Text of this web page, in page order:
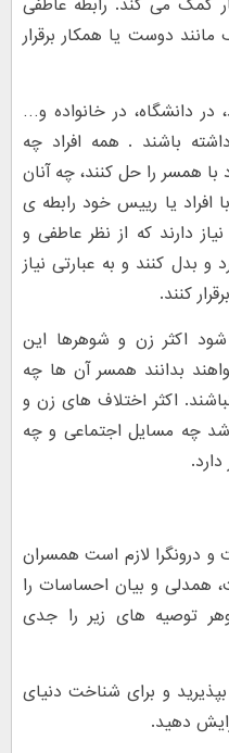
دوست یا همکار برقرار
در دانشگاه، در خانواده و…
باشند . همه افراد چه
همسر را حل کنند، چه آنان
افراد یا رییس خود رابطه ی
دارند که از نظر عاطفی و
بدل کنند و به عبارتی نیاز
کنند.
اکثر زن و شوهرها این
بدانند همسر آن ها چه
اکثر اختلاف های زن و
چه مسایل اجتماعی و چه
و درونگرا لازم است همسران
همدلی و بیان احساسات را
توصیه های زیر را جدی
و برای شناخت دنیای
دهید.